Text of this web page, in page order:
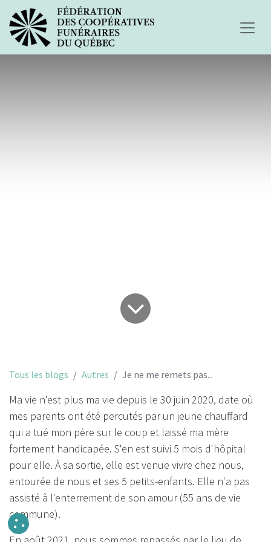
Tous les blogs Autres Je ne me remets pas...
Ma vie n'est plus ma vie depuis le 30 juin 2020, date où
mes parents ont été percutés par un jeune chauffard
qui a tué mon père sur le coup et laissé ma mère
fortement handicapée. S'en est suivi 5 mois d'hôpital
pour elle. À sa sortie, elle est venue vivre chez nous,
entourée de nous et ses 5 petits-enfants. Elle n'a pas
assisté à l'enterrement de son amour (55 ans de vie
commune).